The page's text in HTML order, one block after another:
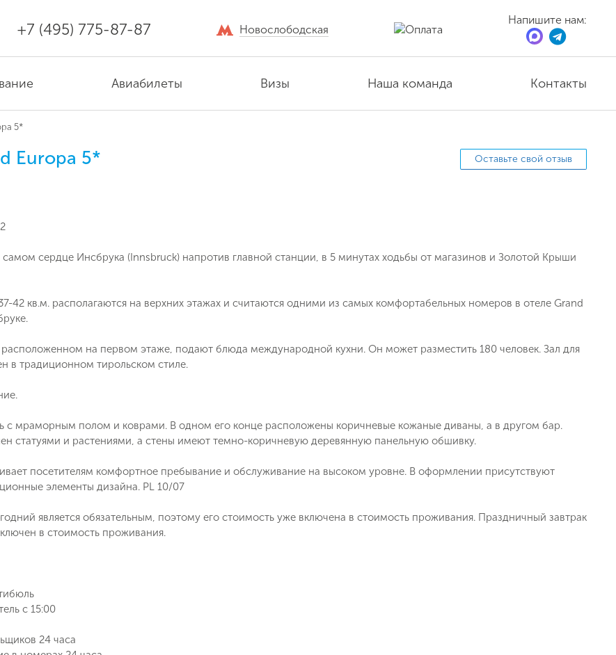
+7 (495) 775-87-87 Новослободская
Напишите нам:
Авиабилеты Визы Наша команда Контакты
в ближайшее время
о снижении цены на туры по
5*
Оставьте свой отзыв
Europa 5*
сердце Инсбрука (Innsbruck) напротив главной станции, в 5 минутах ходьбы от магазинов и Золотой Крыши
42 кв.м. располагаются на верхних этажах и считаются одними из самых комфортабельных номеров в отеле Grand
расположенном на первом этаже, подают блюда международной кухни. Он может разместить 180 человек. Зал для
в традиционном тирольском стиле.
с мраморным полом и коврами. В одном его конце расположены коричневые кожаные диваны, а в другом бар.
статуями и растениями, а стены имеют темно-коричневую деревянную панельную обшивку.
посетителям комфортное пребывание и обслуживание на высоком уровне. В оформлении присутствуют
элементы дизайна. PL 10/07
является обязательным, поэтому его стоимость уже включена в стоимость проживания. Праздничный завтрак
в стоимость проживания.
с 15:00
24 часа